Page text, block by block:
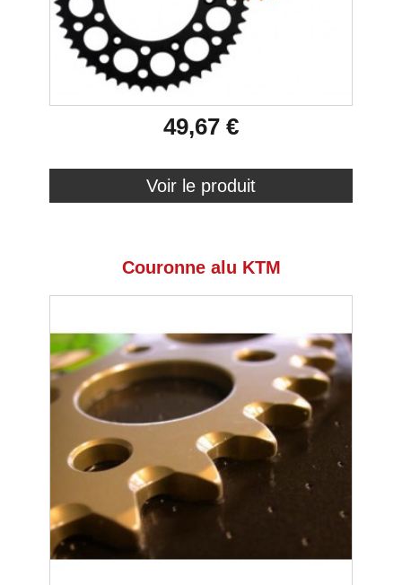
49,67 €
Voir le produit
Couronne alu KTM